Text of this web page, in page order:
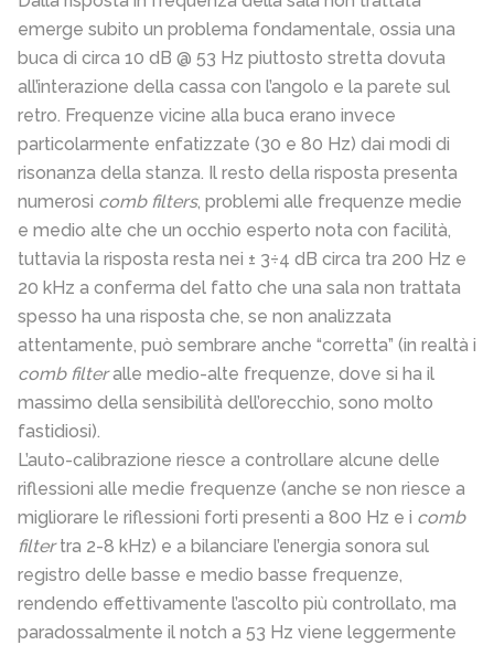
emerge subito un problema fondamentale, ossia una
buca di circa 10 dB @ 53 Hz piuttosto stretta dovuta
all’interazione della cassa con l’angolo e la parete sul
retro. Frequenze vicine alla buca erano invece
particolarmente enfatizzate (30 e 80 Hz) dai modi di
risonanza della stanza. Il resto della risposta presenta
numerosi comb filters, problemi alle frequenze medie
e medio alte che un occhio esperto nota con facilità,
tuttavia la risposta resta nei ± 3÷4 dB circa tra 200 Hz e
20 kHz a conferma del fatto che una sala non trattata
spesso ha una risposta che, se non analizzata
attentamente, può sembrare anche “corretta” (in realtà i
comb filteralle medio-alte frequenze, dove si ha il
massimo della sensibilità dell’orecchio, sono molto
fastidiosi).
L’auto-calibrazione riesce a controllare alcune delle
riflessioni alle medie frequenze (anche se non riesce a
migliorare le riflessioni forti presenti a 800 Hz e i comb
filtertra 2-8 kHz) e a bilanciare l’energia sonora sul
registro delle basse e medio basse frequenze,
rendendo effettivamente l’ascolto più controllato, ma
paradossalmente il notch a 53 Hz viene leggermente